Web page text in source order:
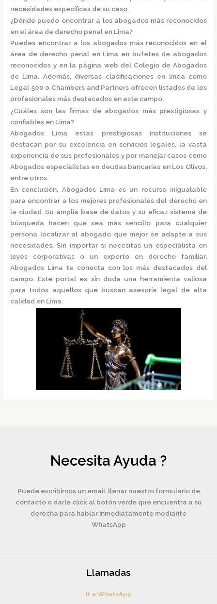
necesidades específicas de su caso.
¿Dónde puedo encontrar a los abogados más reconocidos
en el área de derecho penal en Lima?
Puedes encontrar a los abogados más reconocidos en el
área de derecho penal en Lima en bufetes de abogados
reconocidos y en la página web del Colegio de Abogados
de Lima. Además, diversas clasificaciones en línea como
Legal 500 o Chambers and Partners ofrecen listados de los
profesionales más destacados en este campo.
¿Cuáles son las firmas de abogados más prestigiosas y
confiables en Lima?
Abogados Lima estas prestigiosas instituciones se
destacan por su excelencia en servicios legales, la vasta
experiencia de sus profesionales y por manejar casos como
Abogados especialistas en deudas bancarias en Los Olivos,
entre otros.
En conclusión, Abogados Lima es un recurso inigualable
para encontrar a los mejores profesionales del derecho en
la ciudad. Su amplia base de datos y su eficaz sistema de
búsqueda hacen que sea más sencillo para cualquier
persona localizar al abogado que mejor se adapte a sus
necesidades. Sin importar si necesitas un especialista en
leyes corporativas o un experto en derecho familiar,
Abogados Lima te conecta con los más destacados del
campo. Este portal es sin duda una herramienta valiosa
para todos aquellos que buscan asesoría legal de alta
calidad en Lima.
Necesita Ayuda ?
Puede escribirnos un email, llenar nuestro formulario de
contacto o darle click al botón verde que encuentra a su
derecha para hablar inmediatamente mediante
WhatsApp
Llamadas
Ir a WhatsApp